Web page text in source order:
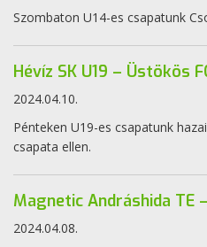
Szombaton U14-es csapatunk
Hévíz SK U19 – Üstökös
2024.04.10.
Pénteken U19-es csapatunk
csapata ellen.
Magnetic Andráshida TE
2024.04.08.